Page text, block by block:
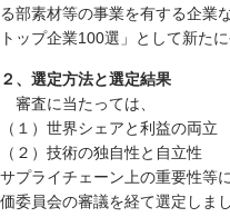
る部素材等の事業を有する企業
トップ企業100選」として新た
２、選定方法と選定結果
審査に当たっては、
（１）世界シェアと利益の両立
（２）技術の独自性と自立性
サプライチェーン上の重要性等
価委員会の審議を経て選定しまし